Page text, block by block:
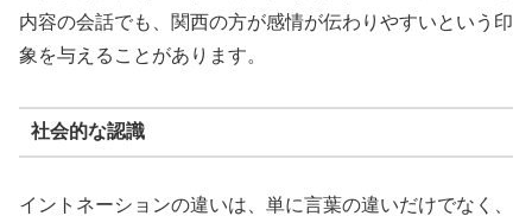
内容の会話でも、関西の方が感情が伝わりやすいという印
象を与えることがあります。
社会的な認識
イントネーションの違いは、単に言葉の違いだけでなく、